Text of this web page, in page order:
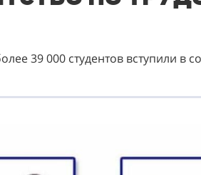
39 000 студентов вступили в